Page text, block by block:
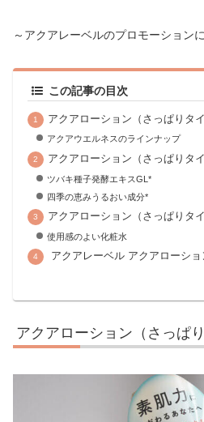
～アクアレーベルのプロモーション
この記事の目次
アクアローション（さっぱりタ
アクアウエルネスのラインナップ
アクアローション（さっぱりタ
ツバキ種子発酵エキスGL*
四季の恵みうるおい成分*
アクアローション（さっぱりタ
使用感のよい化粧水
アクアレーベル アクアローシ
アクアローション（さっぱ